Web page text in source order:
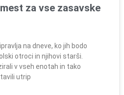
za vse zasavske
na dneve, ko jih bodo
otroci in njihovi starši.
v vseh enotah in tako
utrip